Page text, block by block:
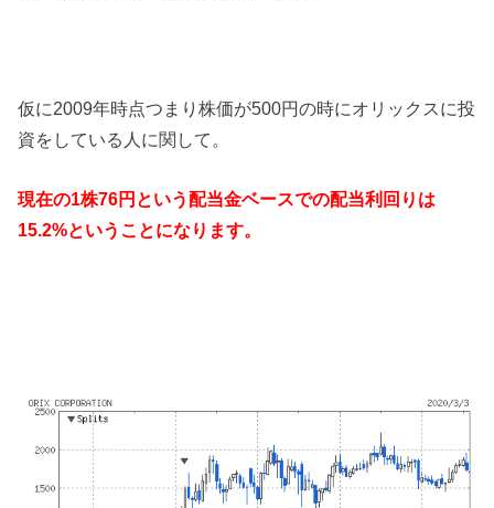
仮に2009年時点つまり株価が500円の時にオリックスに投
資をしている人に関して。
現在の1株76円という配当金ベースでの配当利回りは
15.2%ということになります。